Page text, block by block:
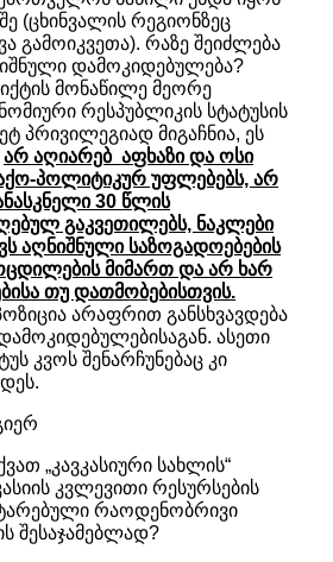
(ცხინვალის რეგიონზეც
გამოიკვეთა). რაზე შეიძლება
დამოკიდებულება?
მონაწილე მეორე
რესპუბლიკის სტატუსის
პრივილეგიად მიგაჩნია, ეს
არ აღიარებ აფხაზი და ოსი
პოლიტიკურ უფლებებს, არ
30 წლის
გაკვეთილებს, ნაკლები
აღნიშნული საზოგადოებების
მიმართ და არ ხარ
თუ დათმობებისთვის.
არაფრით განსხვავდება
ასეთი
კვოს შენარჩუნებაც კი
„კავკასიური სახლის“
კვლევითი რესურსების
რაოდენობრივი
შესაჯამებლად?